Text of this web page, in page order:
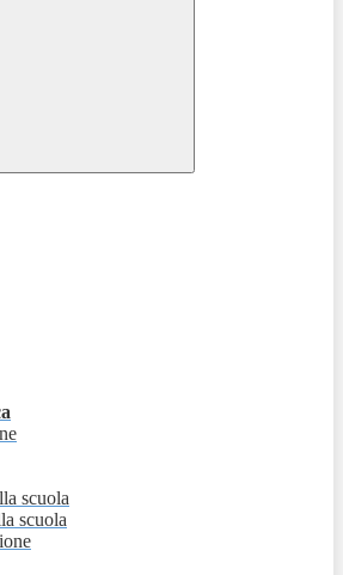
scuola
scuola